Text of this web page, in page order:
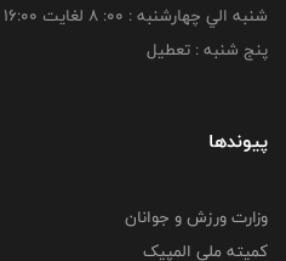
شنبه الي چهارشنبه : 00: 8 لغايت 16:00
پنج شنبه : تعطیل
پیوندها
وزارت ورزش و جوانان
کمیته ملی المپیک